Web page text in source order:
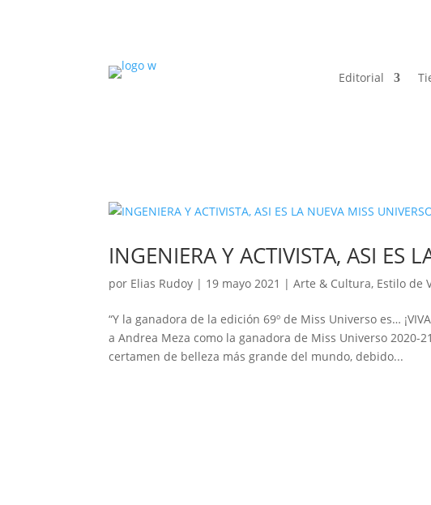
Editorial
INGENIERA Y ACTIVISTA, ASI ES
por Elias Rudoy | 19 mayo 2021 |Arte & Cultura, Estilo de
“Y la ganadora de la edición 69º de Miss Universo es…
a Andrea Meza como la ganadora de Miss Universo 2020-
certamen de belleza más grande del mundo, debido...